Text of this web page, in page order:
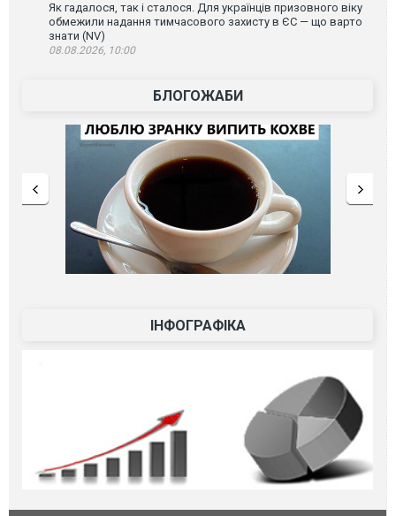
Як гадалося, так і сталося. Для українців призовного віку
обмежили надання тимчасового захисту в ЄС — що варто
знати (NV)
08.08.2026, 10:00
БЛОГОЖАБИ
ІНФОГРАФІКА